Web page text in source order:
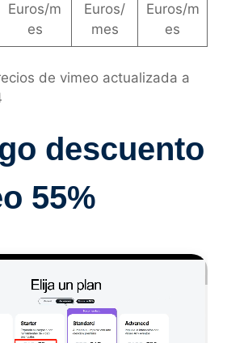
Euros/m
es
Euros/
mes
Euros/m
es
de vimeo actualizada a
descuento
55%